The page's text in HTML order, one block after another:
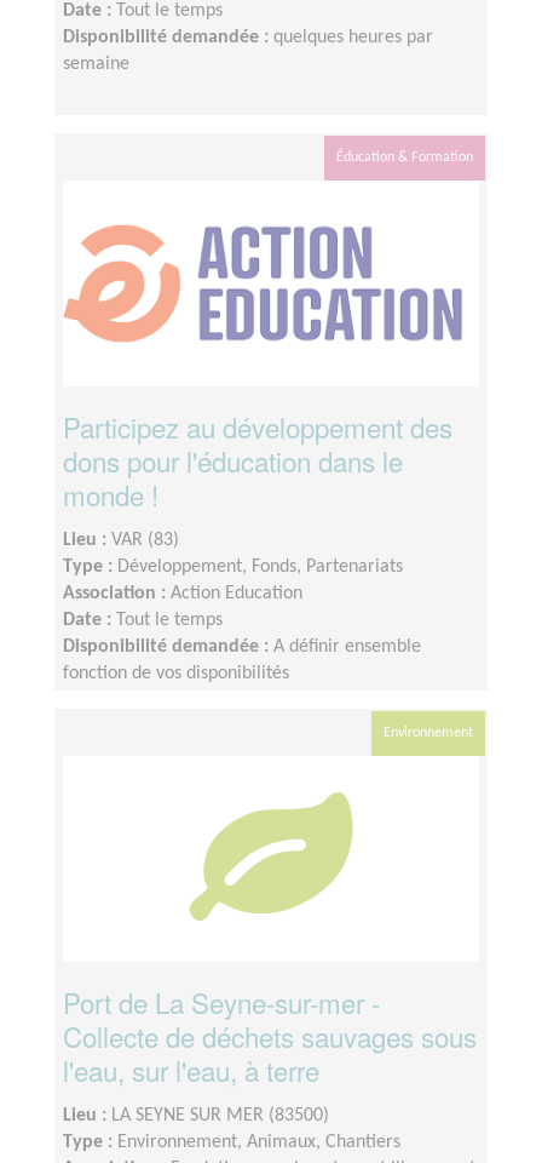
Date :
Tout le temps
Disponibilité demandée : quelques heures par
semaine
Éducation & Formation
Participez au développement des
dons pour l'éducation dans le
monde !
Lieu : VAR (83)
Type : Développement, Fonds, Partenariats
Association : Action Education
Date :
Tout le temps
Disponibilité demandée : A définir ensemble
fonction de vos disponibilités
Environnement
Port de La Seyne-sur-mer -
Collecte de déchets sauvages sous
l'eau, sur l'eau, à terre
Lieu : LA SEYNE SUR MER (83500)
Type : Environnement, Animaux, Chantiers